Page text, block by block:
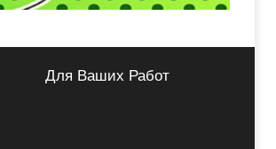
Для Ваших Работ